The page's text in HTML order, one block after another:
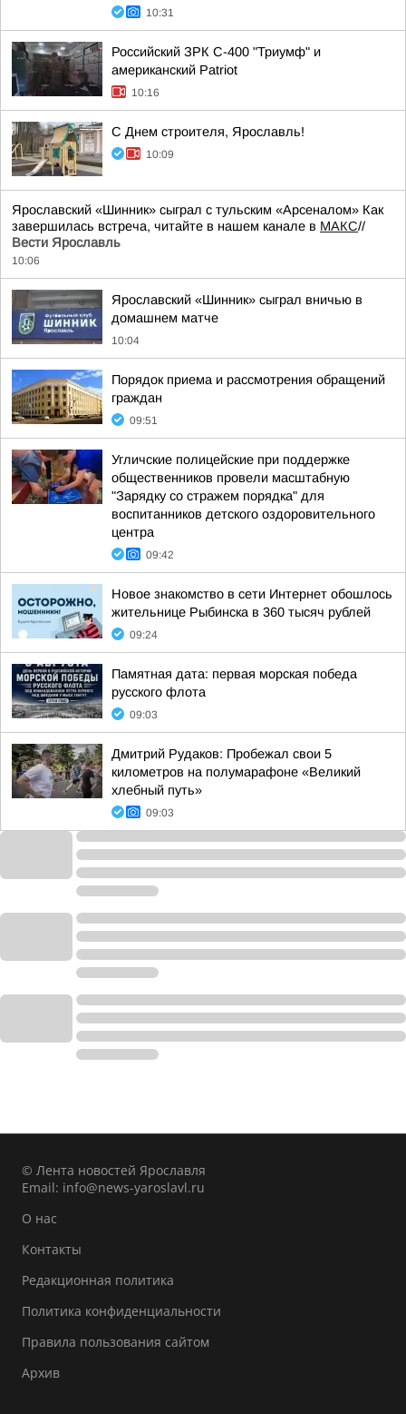
10:31
Российский ЗРК С-400 "Триумф" и
американский Patriot
10:16
С Днем строителя, Ярославль!
10:09
Ярославский «Шинник» сыграл с тульским «Арсеналом» Как
завершилась встреча, читайте в нашем канале в МАКС//
Вести Ярославль
10:06
Ярославский «Шинник» сыграл вничью в
домашнем матче
10:04
Порядок приема и рассмотрения обращений
граждан
09:51
Угличские полицейские при поддержке
общественников провели масштабную
"Зарядку со стражем порядка" для
воспитанников детского оздоровительного
центра
09:42
Новое знакомство в сети Интернет обошлось
жительнице Рыбинска в 360 тысяч рублей
09:24
Памятная дата: первая морская победа
русского флота
09:03
Дмитрий Рудаков: Пробежал свои 5
километров на полумарафоне «Великий
хлебный путь»
09:03
© Лента новостей Ярославля
Email: info@news-yaroslavl.ru
О нас
Контакты
Редакционная политика
Политика конфиденциальности
Правила пользования сайтом
Архив